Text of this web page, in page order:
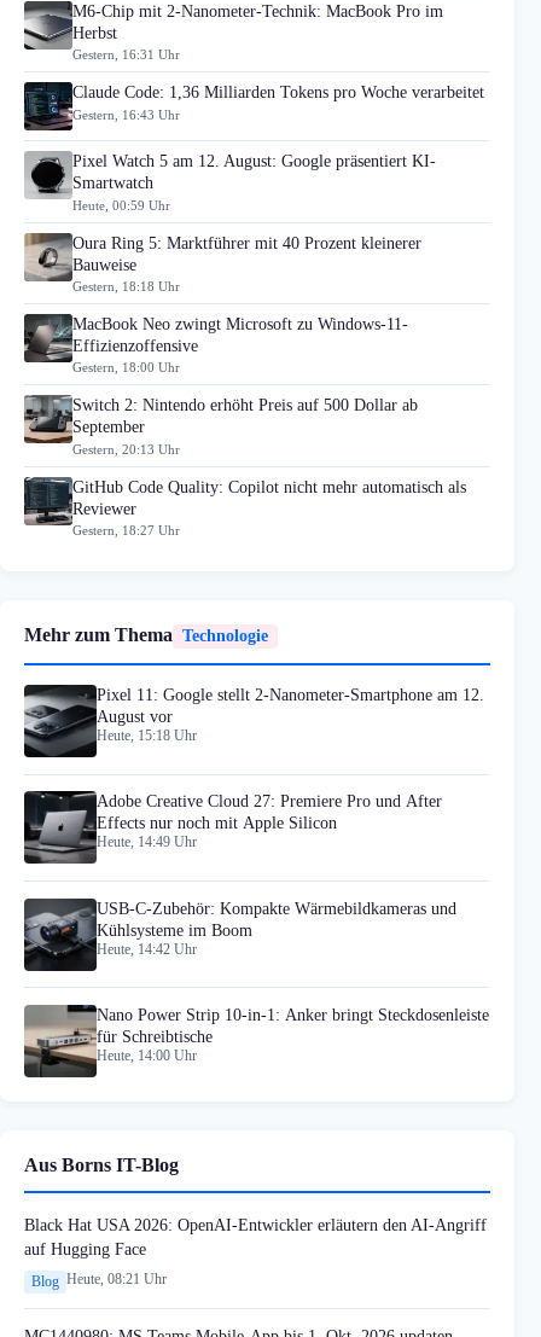
M6-Chip mit 2-Nanometer-Technik: MacBook Pro im
Herbst
Gestern, 16:31 Uhr
Claude Code: 1,36 Milliarden Tokens pro Woche verarbeitet
Gestern, 16:43 Uhr
Pixel Watch 5 am 12. August: Google präsentiert KI-
Smartwatch
Heute, 00:59 Uhr
Oura Ring 5: Marktführer mit 40 Prozent kleinerer
Bauweise
Gestern, 18:18 Uhr
MacBook Neo zwingt Microsoft zu Windows-11-
Effizienzoffensive
Gestern, 18:00 Uhr
Switch 2: Nintendo erhöht Preis auf 500 Dollar ab
September
Gestern, 20:13 Uhr
GitHub Code Quality: Copilot nicht mehr automatisch als
Reviewer
Gestern, 18:27 Uhr
Mehr zum Thema Technologie
Pixel 11: Google stellt 2-Nanometer-Smartphone am 12.
August vor
Heute, 15:18 Uhr
Adobe Creative Cloud 27: Premiere Pro und After
Effects nur noch mit Apple Silicon
Heute, 14:49 Uhr
USB-C-Zubehör: Kompakte Wärmebildkameras und
Kühlsysteme im Boom
Heute, 14:42 Uhr
Nano Power Strip 10-in-1: Anker bringt Steckdosenleiste
für Schreibtische
Heute, 14:00 Uhr
Aus Borns IT-Blog
Black Hat USA 2026: OpenAI-Entwickler erläutern den AI-Angriff
auf Hugging Face
Blog Heute, 08:21 Uhr